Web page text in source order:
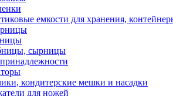
емкости для хранения,
сырницы
кондитерские мешки и насадки
для ножей